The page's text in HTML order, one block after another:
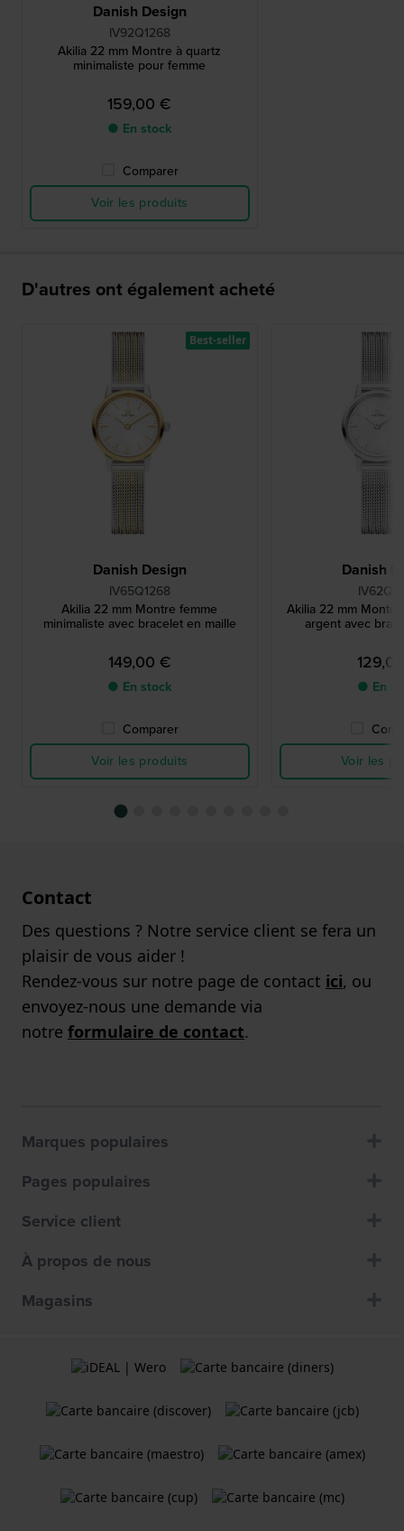
Danish Design
IV92Q1268
Akilia 22 mm Montre à quartz
minimaliste pour femme
159,00 €
● En stock
Comparer
Voir les produits
D'autres ont également acheté
Danish Design
IV65Q1268
Akilia 22 mm Montre femme
minimaliste avec bracelet en maille
149,00 €
● En stock
Comparer
Voir les produits
Best-seller
Danish
Akilia 22 mm
argent avec
● En
Voir les
Contact
Des questions ? Notre service client se fera un
plaisir de vous aider !
Rendez-vous sur notre page de contact ici, ou
envoyez-nous une demande via
notre formulaire de contact.
Marques populaires
Pages populaires
Service client
À propos de nous
Magasins